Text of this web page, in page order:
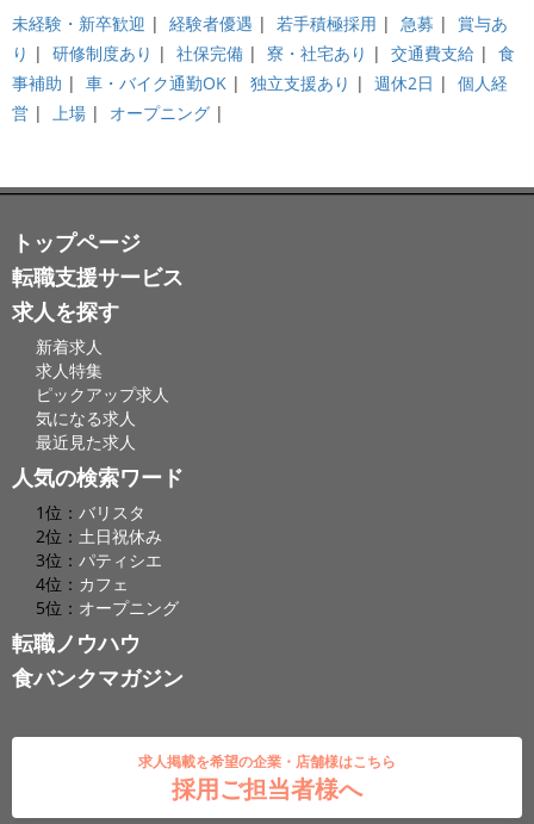
未経験・新卒歓迎 | 経験者優遇 | 若手積極採用 | 急募 | 賞与あ
り | 研修制度あり | 社保完備 | 寮・社宅あり | 交通費支給 | 食
事補助 | 車・バイク通勤OK | 独立支援あり | 週休2日 | 個人経
営 | 上場 | オープニング |
トップページ
転職支援サービス
求人を探す
新着求人
求人特集
ピックアップ求人
気になる求人
最近見た求人
人気の検索ワード
1位： バリスタ
2位： 土日祝休み
3位： パティシエ
4位： カフェ
5位： オープニング
転職ノウハウ
食バンクマガジン
求人掲載を希望の企業・店舗様はこちら
採用ご担当者様へ